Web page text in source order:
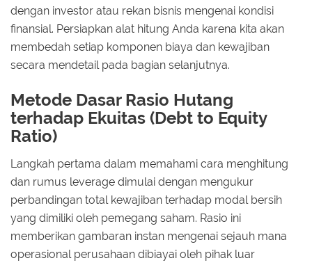
dengan investor atau rekan bisnis mengenai kondisi
finansial. Persiapkan alat hitung Anda karena kita akan
membedah setiap komponen biaya dan kewajiban
secara mendetail pada bagian selanjutnya.
Metode Dasar Rasio Hutang
terhadap Ekuitas (Debt to Equity
Ratio)
Langkah pertama dalam memahami cara menghitung
dan rumus leverage dimulai dengan mengukur
perbandingan total kewajiban terhadap modal bersih
yang dimiliki oleh pemegang saham. Rasio ini
memberikan gambaran instan mengenai sejauh mana
operasional perusahaan dibiayai oleh pihak luar